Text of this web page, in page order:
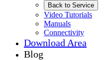
Back to Service
Video Tutorials
Manuals
Connectivity
Download Area
Blog